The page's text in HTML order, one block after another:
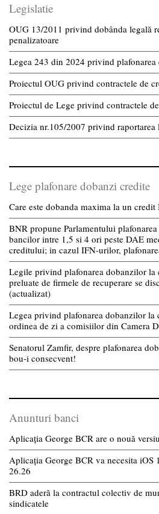
Legislatie
OUG 13/2011 privind dobânda legală
penalizatoare
Legea 243 din 2024 privind
Proiectul OUG privind contractele de
Proiectul de Lege privind contractele
Decizia nr.105/2007 privind
Lege plafonare dobanzi credite
Care este dobanda maxima la un credit
BNR propune Parlamentului
bancilor intre 1,5 si 4 ori peste DAE
creditului; in cazul IFN-urilor,
Legile privind plafonarea dobanzilor la
preluate de firmele de recuperare se
(actualizat)
Legea privind plafonarea dobanzilor la
ordinea de zi a comisiilor din Camera
Senatorul Zamfir, despre plafonarea
bou-i consecvent!
Anunturi banci
Aplicația George BCR are o nouă
Aplicația George BCR va necesita iOS
26.26
BRD aderă la contractul colectiv de
sindicatele